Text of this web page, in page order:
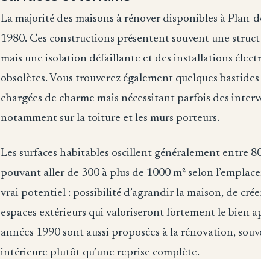
La majorité des maisons à rénover disponibles à Plan-
1980. Ces constructions présentent souvent une
mais une isolation défaillante et des installations
obsolètes. Vous trouverez également quelques
chargées de charme mais nécessitant parfois des
notamment sur la toiture et les murs porteurs.
Les surfaces habitables oscillent généralement entre
pouvant aller de 300 à plus de 1000 m² selon
vrai potentiel : possibilité d’agrandir la maison, de
espaces extérieurs qui valoriseront fortement le bien
années 1990 sont aussi proposées à la rénovation,
intérieure plutôt qu’une reprise complète.